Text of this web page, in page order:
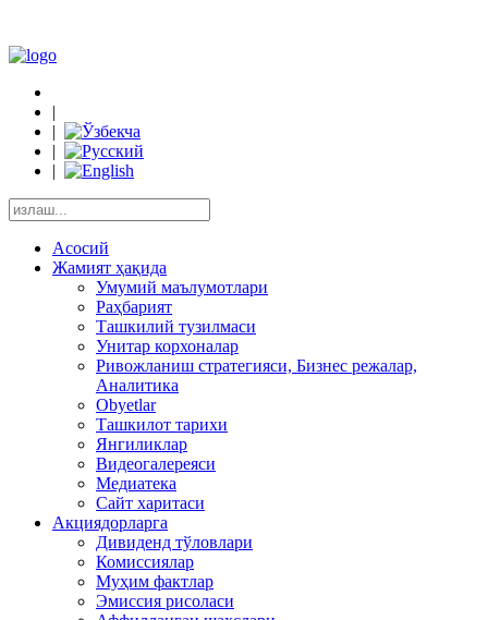
|
|
|
|
Асосий
Жамият ҳақида
Умумий маълумотлари
Раҳбарият
Ташкилий тузилмаси
Унитар корхоналар
Ривожланиш стратегияси, Бизнес режалар,
Аналитика
Obyetlar
Ташкилот тарихи
Янгиликлар
Видеогалереяси
Медиатека
Сайт харитаси
Акциядорларга
Дивиденд тўловлари
Комиссиялар
Муҳим фактлар
Эмиссия рисоласи